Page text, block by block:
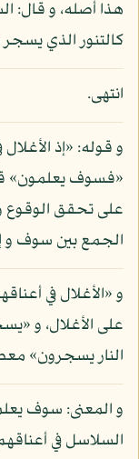
هذا أصله، و قال:
كالتنور الذي يسجر
انتهى.
و قوله: «إذ
«فسوف يعلمون»
على تحقق الوقوع
الجمع بين سوف و
و «الأغلال في
على الأغلال، و
النار يسجرون»
و المعنى: سوف
السلاسل في